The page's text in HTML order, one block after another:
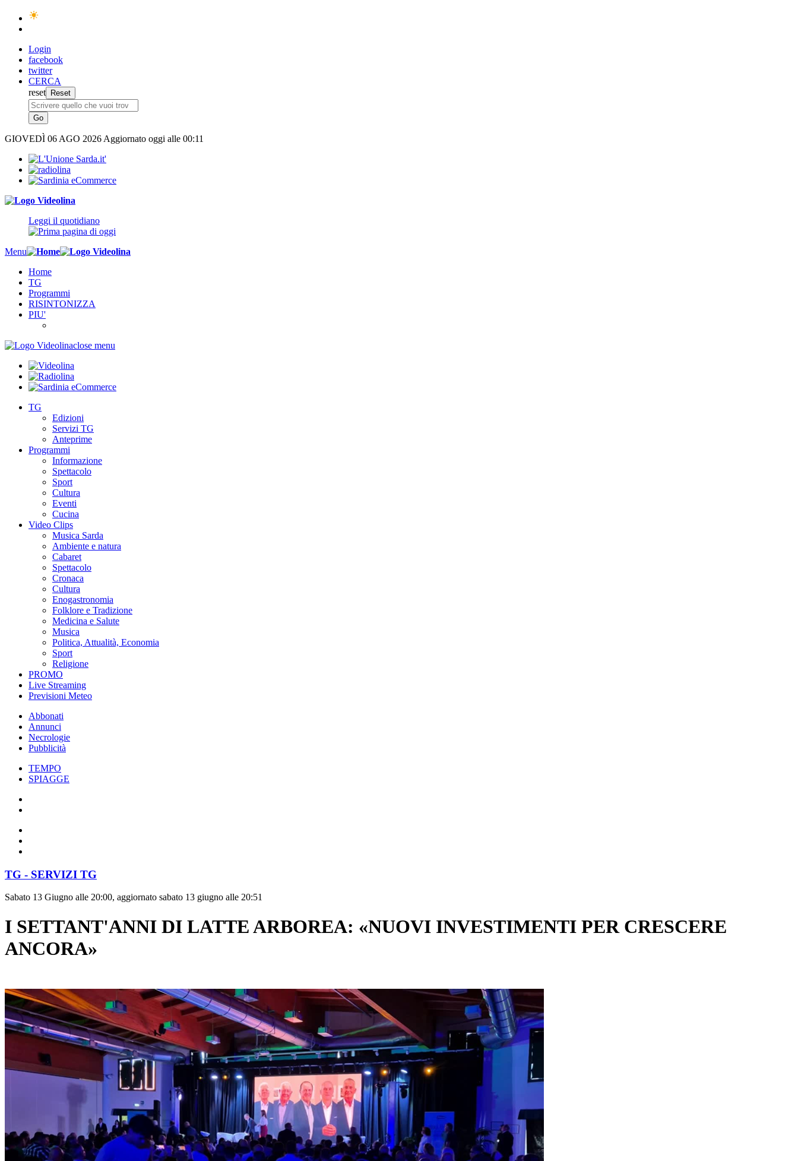
Login
facebook
twitter
CERCA
reset
GIOVEDÌ 06 AGO 2026 Aggiornato oggi alle 00:11
Leggi il quotidiano
Menu
Home
TG
Programmi
RISINTONIZZA
PIU'
close menu
TG
Edizioni
Servizi TG
Anteprime
Programmi
Informazione
Spettacolo
Sport
Cultura
Eventi
Cucina
Video Clips
Musica Sarda
Ambiente e natura
Cabaret
Spettacolo
Cronaca
Cultura
Enogastronomia
Folklore e Tradizione
Medicina e Salute
Musica
Politica, Attualità, Economia
Sport
Religione
PROMO
Live Streaming
Previsioni Meteo
Abbonati
Annunci
Necrologie
Pubblicità
TEMPO
SPIAGGE
TG - SERVIZI TG
Sabato 13 Giugno alle 20:00, aggiornato sabato 13 giugno alle 20:51
I SETTANT'ANNI DI LATTE ARBOREA: «NUOVI INVESTIMENTI PER CRESCERE
ANCORA»